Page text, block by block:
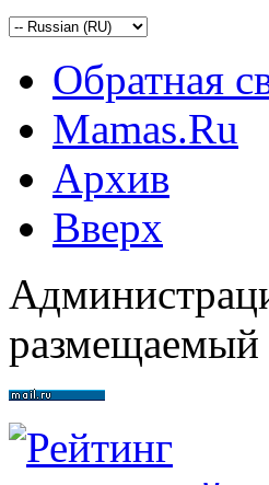
Обратная
Mamas.Ru
Архив
Вверх
размещаемый